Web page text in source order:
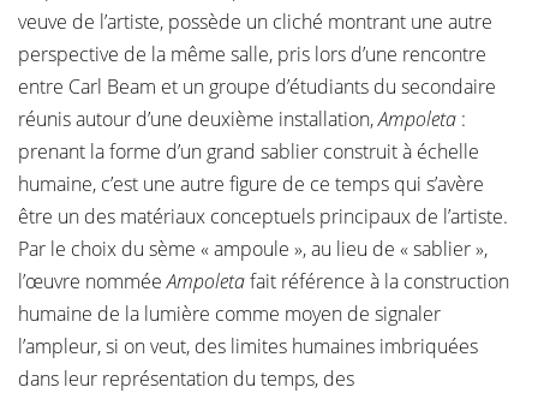
veuve de l’artiste, possède un cliché montrant une autre
perspective de la même salle, pris lors d’une rencontre
entre Carl Beam et un groupe d’étudiants du secondaire
réunis autour d’une deuxième installation,Ampoleta :
prenant la forme d’un grand sablier construit à échelle
humaine, c’est une autre figure de ce temps qui s’avère
être un des matériaux conceptuels principaux de l’artiste.
Par le choix du sème « ampoule », au lieu de « sablier »,
l’œuvre nomméeAmpoletafait référence à la construction
humaine de la lumière comme moyen de signaler
l’ampleur, si on veut, des limites humaines imbriquées
dans leur représentation du temps, des